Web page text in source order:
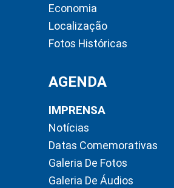
Economia
Localização
Fotos Históricas
AGENDA
IMPRENSA
Notícias
Datas Comemorativas
Galeria De Fotos
Galeria De Áudios